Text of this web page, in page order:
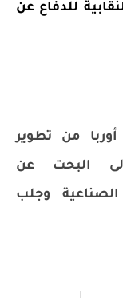
للدفاع عن
أوربا من تطوير
البحت عن
وجلب